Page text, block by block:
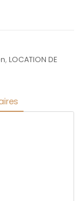
,LOCATION DE